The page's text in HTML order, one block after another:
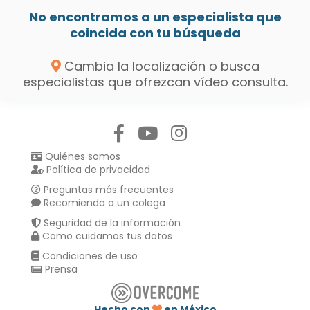
No encontramos a un especialista que
coincida con tu búsqueda
Cambia la localización o busca
especialistas que ofrezcan vídeo consulta.
Quiénes somos
Política de privacidad
Preguntas más frecuentes
Recomienda a un colega
Seguridad de la información
Como cuidamos tus datos
Condiciones de uso
Prensa